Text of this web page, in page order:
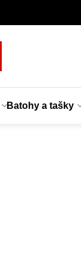
Batohy a tašky